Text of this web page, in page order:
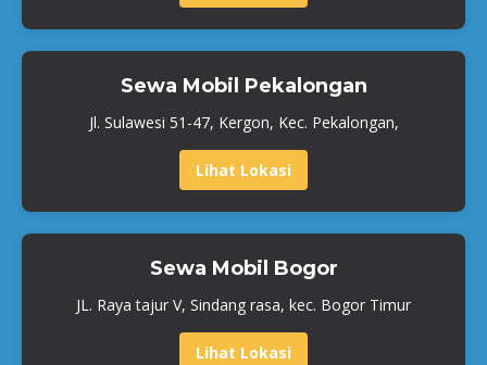
Sewa Mobil Pekalongan
Jl. Sulawesi 51-47, Kergon, Kec. Pekalongan,
Lihat Lokasi
Sewa Mobil Bogor
JL. Raya tajur V, Sindang rasa, kec. Bogor Timur
Lihat Lokasi